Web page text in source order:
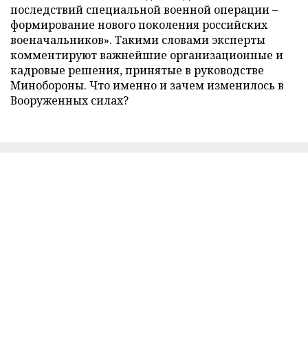
последствий специальной военной операции –
формирование нового поколения российских
военачальников». Такими словами эксперты
комментируют важнейшие организационные и
кадровые решения, принятые в руководстве
Минобороны. Что именно и зачем изменилось в
Вооруженных силах?